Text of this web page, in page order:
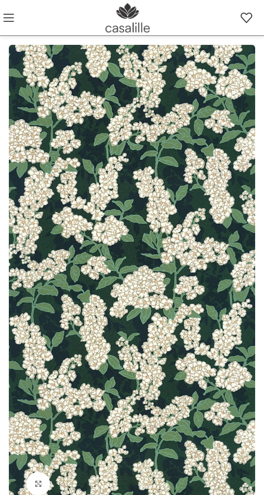
Click to enlarge